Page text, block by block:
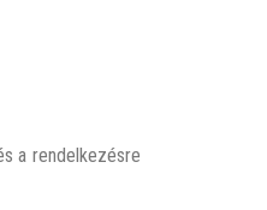
a rendelkezésre